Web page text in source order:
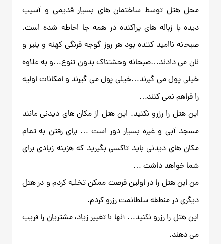
محل هتل توسط ساختمان های بسیار قدیمی و آسیب
دیده با زباله های پراکنده در همه جا احاطه شده است.
صبحانه ناامید کننده بود هر روز گوجه فرنگی کهنه و پنیر و
نان می دادند…صبحانه وحشتناک بدون تنوع…و به علاوه
خیلی پول می گیرند…خیلی پول می گیرند و امکانات اولیه
را فراهم نمی کنند…
این هتل را رزرو نکنید. این هتل از مکان های دیدنی مانند
مسجد آبی و غیره بسیار دور است … برای رفتن به تمام
مکان های دیدنی باید تاکسی بگیرید که هزینه زیادی برای
شما خواهد داشت …
من این هتل را در اولین فرصت ممکن تخلیه کردم و در هتل
دیگری در منطقه سلطانمت رزرو کردم.
این هتل را رزرو نکنید… آنها با تغییر زیاد، مشتریان را فریب
می دهند.